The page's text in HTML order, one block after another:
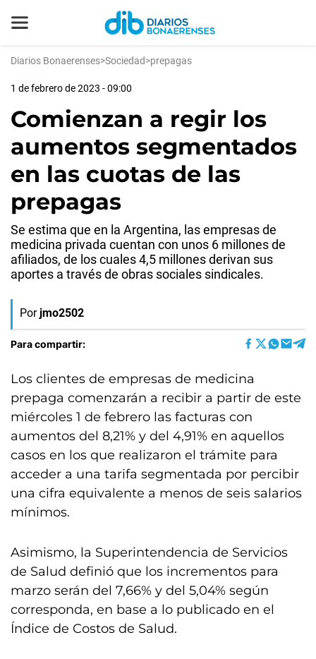
Diarios Bonaerenses>Sociedad>prepagas
1 de febrero de 2023 - 09:00
Comienzan a regir los
aumentos segmentados
en las cuotas de las
prepagas
Se estima que en la Argentina, las empresas de
medicina privada cuentan con unos 6 millones de
afiliados, de los cuales 4,5 millones derivan sus
aportes a través de obras sociales sindicales.
Por jmo2502
Para compartir:
Los clientes de empresas de medicina
prepaga comenzarán a recibir a partir de este
miércoles 1 de febrero las facturas con
aumentos del 8,21% y del 4,91% en aquellos
casos en los que realizaron el trámite para
acceder a una tarifa segmentada por percibir
una cifra equivalente a menos de seis salarios
mínimos.
Asimismo, la Superintendencia de Servicios
de Salud definió que los incrementos para
marzo serán del 7,66% y del 5,04% según
corresponda, en base a lo publicado en el
Índice de Costos de Salud.